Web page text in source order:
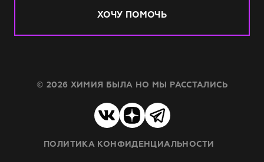
ХОЧУ ПОМОЧЬ
© 2026 ХИМИЯ БЫЛА НО МЫ РАССТАЛИСЬ
ПОЛИТИКА КОНФИДЕНЦИАЛЬНОСТИ